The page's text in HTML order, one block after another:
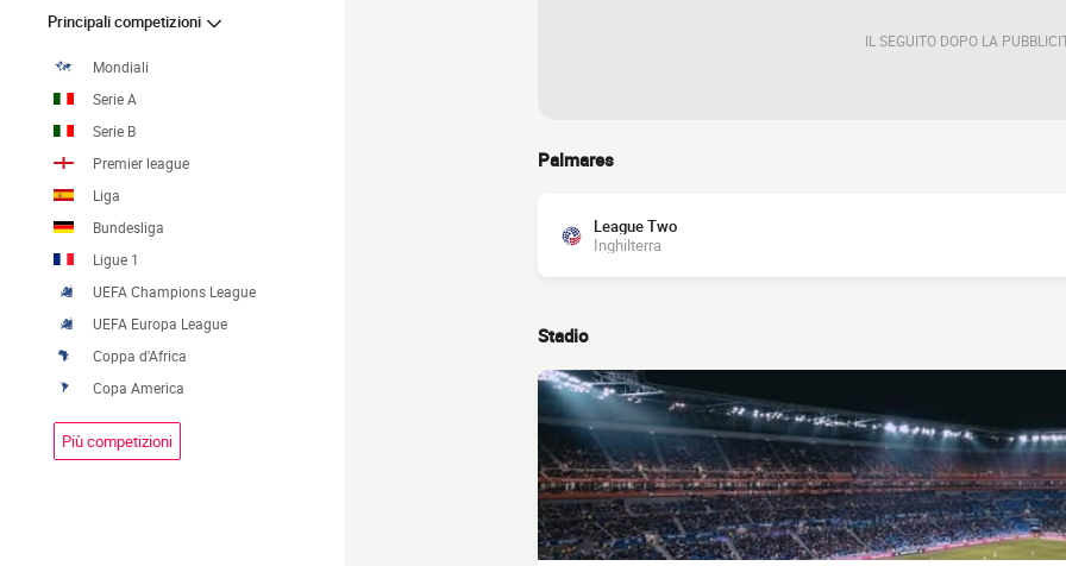
Principali competizioni
Mondiali
Serie A
Serie B
Premier league
Liga
Bundesliga
Ligue 1
UEFA Champions League
UEFA Europa League
Coppa d'Africa
Copa America
Più competizioni
IL SEGUITO DOPO LA
Palmares
League Two
Inghilterra
Stadio